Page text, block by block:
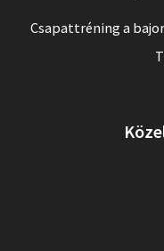
Csapattréning a